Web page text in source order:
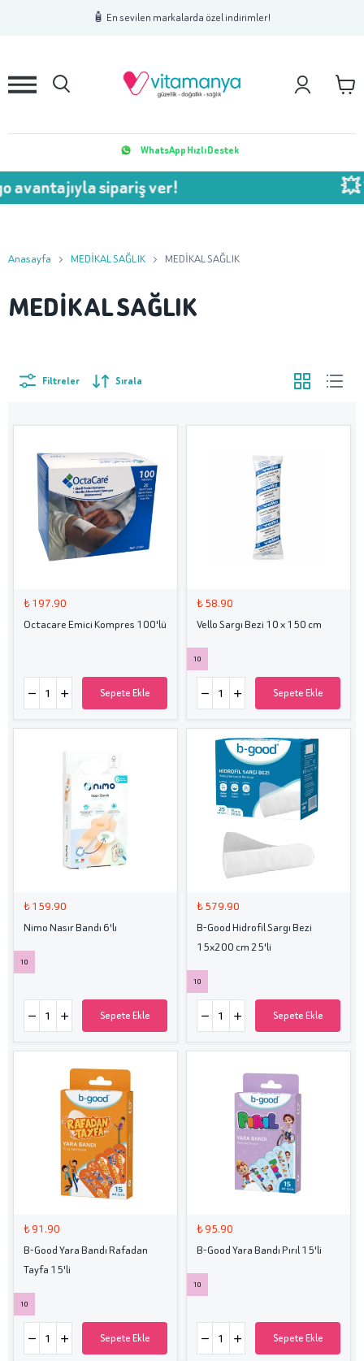
🧴 En sevilen markalarda özel indirimler!
2 3
WhatsApp Hızlı Destek
sipariş ver! 💥 750
Anasayfa MEDİKAL SAĞLIK MEDİKAL SAĞLIK
MEDİKAL SAĞLIK
Filtreler Sırala
₺ 197.90
Octacare Emici Kompres 100'lü
Sepete Ekle
₺ 58.90
Vello Sargı Bezi 10 x 150 cm
10
Sepete Ekle
₺ 159.90
Nimo Nasır Bandı 6'lı
10
Sepete Ekle
₺ 579.90
B-Good Hidrofil Sargı Bezi
15x200 cm 25'li
10
Sepete Ekle
₺ 91.90
B-Good Yara Bandı Rafadan
Tayfa 15'li
10
Sepete Ekle
₺ 95.90
B-Good Yara Bandı Pırıl 15'li
10
Sepete Ekle